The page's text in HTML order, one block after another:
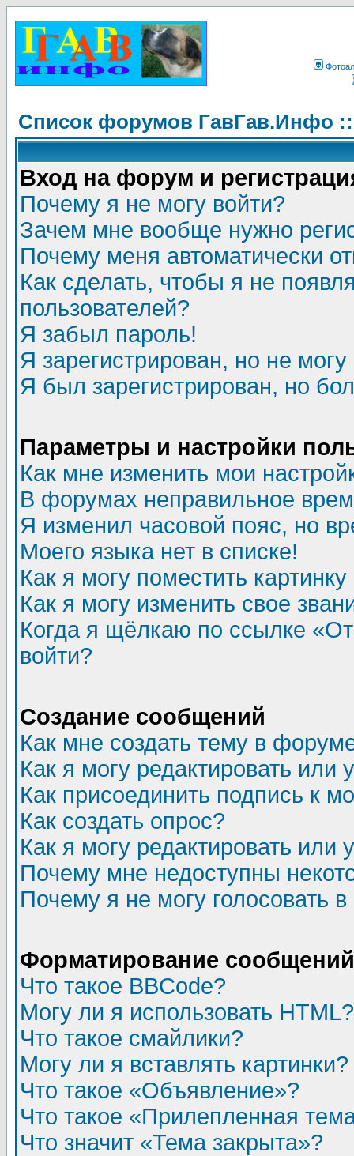
Список форумов ГавГав.Инфо
Вход на форум и
Почему я не могу войти?
Зачем мне вообще нужно
Почему меня автоматически
Как сделать, чтобы я не
пользователей?
Я забыл пароль!
Я зарегистрирован, но не могу
Я был зарегистрирован, но
Параметры и настройки
Как мне изменить мои
В форумах неправильное
Я изменил часовой пояс, но
Моего языка нет в списке!
Как я могу поместить
Как я могу изменить свое
Когда я щёлкаю по ссылке
войти?
Создание сообщений
Как мне создать тему в
Как я могу редактировать или
Как присоединить подпись к
Как создать опрос?
Как я могу редактировать или
Почему мне недоступны
Почему я не могу голосовать
Форматирование
Что такое BBCode?
Могу ли я использовать HTML?
Что такое смайлики?
Могу ли я вставлять картинки?
Что такое «Объявление»?
Что такое «Прилепленная
Что значит «Тема закрыта»?